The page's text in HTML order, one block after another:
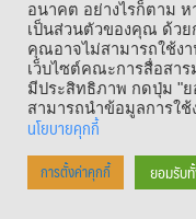
Copyright © 1964 – 2021
อนาคต อย่างไรก็ตาม
เป็นส่วนตัวของคุณ ด้วย
คุณอาจไม่สามารถใช้ง
เว็บไซต์คณะการสื่อสา
มีประสิทธิภาพ กดปุ่ม "
สามารถนำข้อมูลการใช้
นโยบายคุกกี้
การตั้งค่าคุกกี้ ยอมรับ